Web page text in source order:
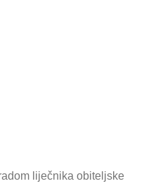
liječnika obiteljske